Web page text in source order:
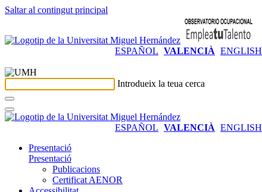
Saltar al contingut principal
ESPAÑOL VALENCIÀ ENGLISH
Introdueix la teua cerca
ESPAÑOL VALENCIÀ ENGLISH
Presentació
Presentació
Publicacions
Certificat AENOR